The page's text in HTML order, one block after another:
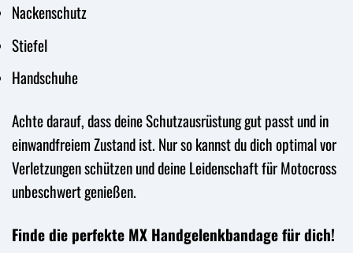
Nackenschutz
Stiefel
Handschuhe
Achte darauf, dass deine Schutzausrüstung gut passt und in
einwandfreiem Zustand ist. Nur so kannst du dich optimal vor
Verletzungen schützen und deine Leidenschaft für Motocross
unbeschwert genießen.
Finde die perfekte MX Handgelenkbandage für dich!